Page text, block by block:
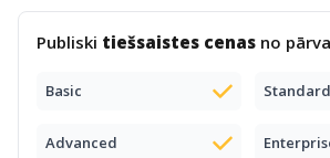
Publiski tiešsaistes cenas no
Basic Standard
Advanced